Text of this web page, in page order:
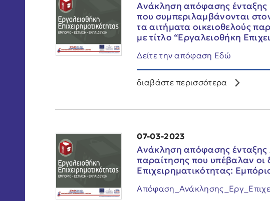
Ανάκληση απόφασης ένταξης
που συμπεριλαμβάνονται
τα αιτήματα οικειοθελούς
με τίτλο “Εργαλειοθήκη
Δείτε την απόφαση Εδώ
διαβάστε περισσότερα
07-03-2023
Ανάκληση απόφασης ένταξης
παραίτησης που υπέβαλαν οι
Επιχειρηματικότητας: